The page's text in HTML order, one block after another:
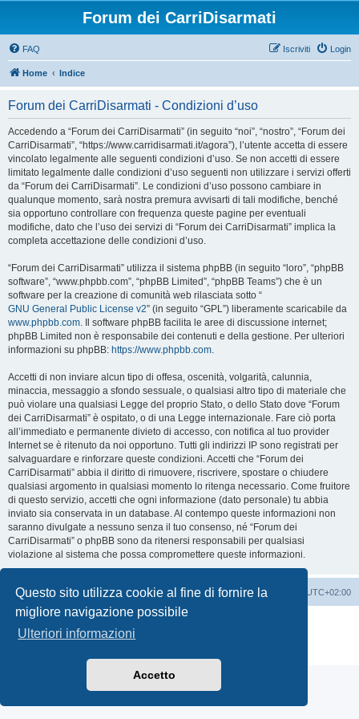
Questo sito utilizza cookie al fine di fornire la
migliore navigazione possibile
Ulteriori informazioni
Accetto
Forum dei CarriDisarmati
FAQ Login
Iscriviti
Home Indice
Forum dei CarriDisarmati - Condizioni d’uso
Accedendo a “Forum dei CarriDisarmati” (in seguito “noi”, “nostro”, “Forum dei
CarriDisarmati”, “https://www.carridisarmati.it/agora”), l’utente accetta di essere
vincolato legalmente alle seguenti condizioni d’uso. Se non accetti di essere
limitato legalmente dalle condizioni d’uso seguenti non utilizzare i servizi offerti
da “Forum dei CarriDisarmati”. Le condizioni d’uso possono cambiare in
qualunque momento, sarà nostra premura avvisarti di tali modifiche, benché
sia opportuno controllare con frequenza queste pagine per eventuali
modifiche, dato che l’uso dei servizi di “Forum dei CarriDisarmati” implica la
completa accettazione delle condizioni d’uso.
“Forum dei CarriDisarmati” utilizza il sistema phpBB (in seguito “loro”, “phpBB
software”, “www.phpbb.com”, “phpBB Limited”, “phpBB Teams”) che è un
software per la creazione di comunità web rilasciata sotto “
GNU General Public License v2” (in seguito “GPL”) liberamente scaricabile da
www.phpbb.com. Il software phpBB facilita le aree di discussione internet;
phpBB Limited non è responsabile dei contenuti e della gestione. Per ulteriori
informazioni su phpBB: https://www.phpbb.com.
Accetti di non inviare alcun tipo di offesa, oscenità, volgarità, calunnia,
minaccia, messaggio a sfondo sessuale, o qualsiasi altro tipo di materiale che
può violare una qualsiasi Legge del proprio Stato, o dello Stato dove “Forum
dei CarriDisarmati” è ospitato, o di una Legge internazionale. Fare ciò porta
all’immediato e permanente divieto di accesso, con notifica al tuo provider
Internet se è ritenuto da noi opportuno. Tutti gli indirizzi IP sono registrati per
salvaguardare e rinforzare queste condizioni. Accetti che “Forum dei
CarriDisarmati” abbia il diritto di rimuovere, riscrivere, spostare o chiudere
qualsiasi argomento in qualsiasi momento lo ritenga necessario. Come fruitore
di questo servizio, accetti che ogni informazione (dato personale) tu abbia
inviato sia conservata in un database. Al contempo queste informazioni non
saranno divulgate a nessuno senza il tuo consenso, né “Forum dei
CarriDisarmati” o phpBB sono da ritenersi responsabili per qualsiasi
violazione al sistema che possa compromettere queste informazioni.
Home Indice Tutti gli orari sono UTC+02:00
Cancella cookie
Creato da phpBB
Traduzione Italiana